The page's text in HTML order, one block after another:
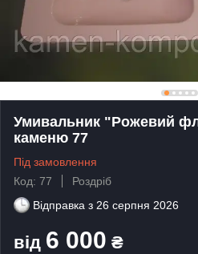
Умивальник "Рожевий
каменю 77
Під замовлення
Код: 77
Роздріб
Відправка з 26 серпня 2026
від 6 000 ₴